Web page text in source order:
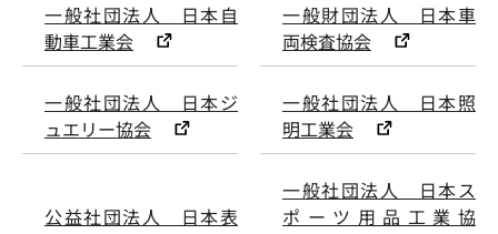
一般社団法人 日本自
動車工業会
一般財団法人 日本車
両検査協会
一般社団法人 日本ジ
ュエリー協会
一般社団法人 日本照
明工業会
公益社団法人 日本表
一般社団法人 日本ス
ポーツ用品工業協